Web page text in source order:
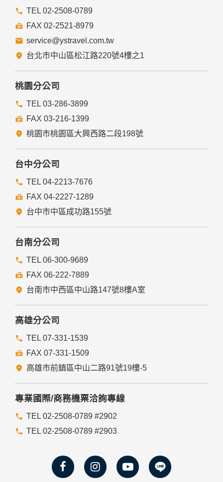
TEL 02-2508-0789
FAX 02-2521-8979
service@ystravel.com.tw
台北市中山區松江路220號4樓之1
桃園分公司
TEL 03-286-3899
FAX 03-216-1399
桃園市桃園區大興西路二段198號
台中分公司
TEL 04-2213-7676
FAX 04-2227-1289
台中市中區成功路155號
台南分公司
TEL 06-300-9689
FAX 06-222-7889
台南市中西區中山路147號8樓A室
高雄分公司
TEL 07-331-1539
FAX 07-331-1509
高雄市前鎮區中山二路91號19樓-5
專業國際/商務機票洽詢專線
TEL 02-2508-0789 #2902
TEL 02-2508-0789 #2903